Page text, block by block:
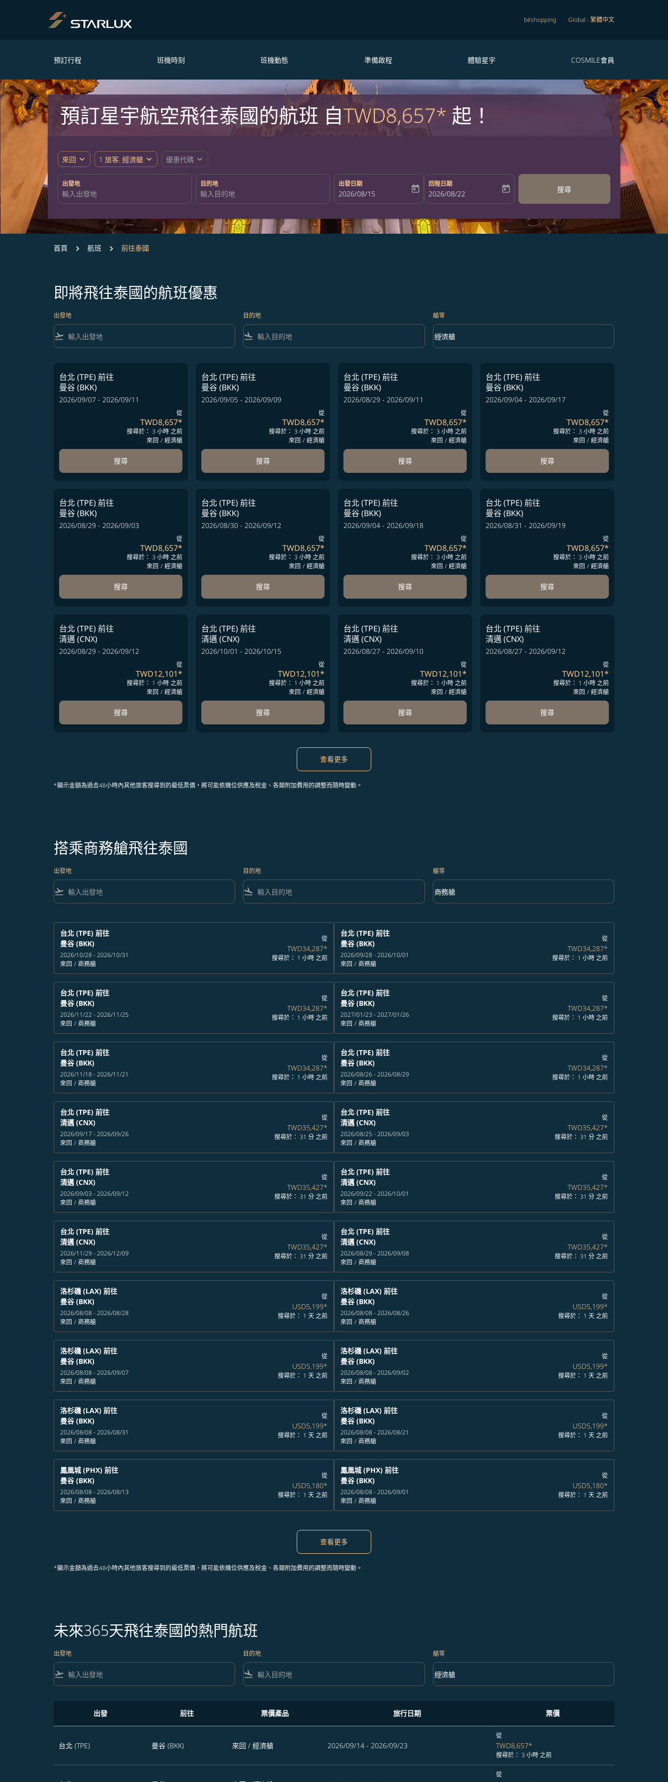
béshopping Global -繁體中文
預訂行程 班機時刻 班機動態 準備啟程 體驗星宇 COSMILE會員
預訂星宇航空飛往泰國的航班 自TWD8,657* 起！
來回 expand_more 1 旅客, 經濟艙 expand_more 優惠代碼 expand_more
出發地 目的地 出發日期
fc-booking-departure-date-aria-label
2026/08/15 today
回程日期
fc-booking-return-date-aria-label
2026/08/22 today 搜尋
首頁 航班 前往泰國
即將飛往泰國的航班優惠
出發地
flight_takeoff
目的地
flight_land
艙等
艙等 option 經濟艙 Selected
經濟艙
keyboard_arrow_down
台北 (TPE)前往
曼谷 (BKK)
2026/09/07 - 2026/09/11
從
TWD8,657*
搜尋於： 3 小時 之前
來回 / 經濟艙
搜尋
台北 (TPE)前往
曼谷 (BKK)
2026/09/05 - 2026/09/09
從
TWD8,657*
搜尋於： 3 小時 之前
來回 / 經濟艙
搜尋
台北 (TPE)前往
曼谷 (BKK)
2026/08/29 - 2026/09/11
從
TWD8,657*
搜尋於： 3 小時 之前
來回 / 經濟艙
搜尋
台北 (TPE)前往
曼谷 (BKK)
2026/09/04 - 2026/09/17
從
TWD8,657*
搜尋於： 3 小時 之前
來回 / 經濟艙
搜尋
台北 (TPE)前往
曼谷 (BKK)
2026/08/29 - 2026/09/03
從
TWD8,657*
搜尋於： 3 小時 之前
來回 / 經濟艙
搜尋
台北 (TPE)前往
曼谷 (BKK)
2026/08/30 - 2026/09/12
從
TWD8,657*
搜尋於： 3 小時 之前
來回 / 經濟艙
搜尋
台北 (TPE)前往
曼谷 (BKK)
2026/09/04 - 2026/09/18
從
TWD8,657*
搜尋於： 3 小時 之前
來回 / 經濟艙
搜尋
台北 (TPE)前往
曼谷 (BKK)
2026/08/31 - 2026/09/19
從
TWD8,657*
搜尋於： 3 小時 之前
來回 / 經濟艙
搜尋
台北 (TPE)前往
清邁 (CNX)
2026/08/29 - 2026/09/12
從
TWD12,101*
搜尋於： 1 小時 之前
來回 / 經濟艙
搜尋
台北 (TPE)前往
清邁 (CNX)
2026/10/01 - 2026/10/15
從
TWD12,101*
搜尋於： 1 小時 之前
來回 / 經濟艙
搜尋
台北 (TPE)前往
清邁 (CNX)
2026/08/27 - 2026/09/10
從
TWD12,101*
搜尋於： 1 小時 之前
來回 / 經濟艙
搜尋
台北 (TPE)前往
清邁 (CNX)
2026/08/27 - 2026/09/12
從
TWD12,101*
搜尋於： 1 小時 之前
來回 / 經濟艙
搜尋
查看更多
*顯示金額為過去48小時內其他旅客搜尋到的最低票價，將可能依機位供應及稅金、各類附加費用的調整而隨時變動。
搭乘商務艙飛往泰國
出發地
flight_takeoff
目的地
flight_land
艙等
艙等 option 商務艙 Selected
商務艙
keyboard_arrow_down
台北 (TPE) 前往
曼谷 (BKK)
2026/10/28 - 2026/10/31
來回 / 商務艙
從
TWD34,287*
搜尋於： 1 小時 之前
台北 (TPE) 前往
曼谷 (BKK)
2026/09/28 - 2026/10/01
來回 / 商務艙
從
TWD34,287*
搜尋於： 1 小時 之前
台北 (TPE) 前往
曼谷 (BKK)
2026/11/22 - 2026/11/25
來回 / 商務艙
從
TWD34,287*
搜尋於： 1 小時 之前
台北 (TPE) 前往
曼谷 (BKK)
2027/01/23 - 2027/01/26
來回 / 商務艙
從
TWD34,287*
搜尋於： 1 小時 之前
台北 (TPE) 前往
曼谷 (BKK)
2026/11/18 - 2026/11/21
來回 / 商務艙
從
TWD34,287*
搜尋於： 1 小時 之前
台北 (TPE) 前往
曼谷 (BKK)
2026/08/26 - 2026/08/29
來回 / 商務艙
從
TWD34,287*
搜尋於： 1 小時 之前
台北 (TPE) 前往
清邁 (CNX)
2026/09/17 - 2026/09/26
來回 / 商務艙
從
TWD35,427*
搜尋於： 31 分 之前
台北 (TPE) 前往
清邁 (CNX)
2026/08/25 - 2026/09/03
來回 / 商務艙
從
TWD35,427*
搜尋於： 31 分 之前
台北 (TPE) 前往
清邁 (CNX)
2026/09/03 - 2026/09/12
來回 / 商務艙
從
TWD35,427*
搜尋於： 31 分 之前
台北 (TPE) 前往
清邁 (CNX)
2026/09/22 - 2026/10/01
來回 / 商務艙
從
TWD35,427*
搜尋於： 31 分 之前
台北 (TPE) 前往
清邁 (CNX)
2026/11/29 - 2026/12/09
來回 / 商務艙
從
TWD35,427*
搜尋於： 31 分 之前
台北 (TPE) 前往
清邁 (CNX)
2026/08/29 - 2026/09/08
來回 / 商務艙
從
TWD35,427*
搜尋於： 31 分 之前
洛杉磯 (LAX) 前往
曼谷 (BKK)
2026/08/08 - 2026/08/28
來回 / 商務艙
從
USD5,199*
搜尋於： 1 天 之前
洛杉磯 (LAX) 前往
曼谷 (BKK)
2026/08/08 - 2026/08/26
來回 / 商務艙
從
USD5,199*
搜尋於： 1 天 之前
洛杉磯 (LAX) 前往
曼谷 (BKK)
2026/08/08 - 2026/09/07
來回 / 商務艙
從
USD5,199*
搜尋於： 1 天 之前
洛杉磯 (LAX) 前往
曼谷 (BKK)
2026/08/08 - 2026/09/02
來回 / 商務艙
從
USD5,199*
搜尋於： 1 天 之前
洛杉磯 (LAX) 前往
曼谷 (BKK)
2026/08/08 - 2026/08/31
來回 / 商務艙
從
USD5,199*
搜尋於： 1 天 之前
洛杉磯 (LAX) 前往
曼谷 (BKK)
2026/08/08 - 2026/08/21
來回 / 商務艙
從
USD5,199*
搜尋於： 1 天 之前
鳳凰城 (PHX) 前往
曼谷 (BKK)
2026/08/08 - 2026/08/13
來回 / 商務艙
從
USD5,180*
搜尋於： 1 天 之前
鳳凰城 (PHX) 前往
曼谷 (BKK)
2026/08/08 - 2026/09/01
來回 / 商務艙
從
USD5,180*
搜尋於： 1 天 之前
查看更多
*顯示金額為過去48小時內其他旅客搜尋到的最低票價，將可能依機位供應及稅金、各類附加費用的調整而隨時變動。
未來365天飛往泰國的熱門航班
出發地
flight_takeoff
目的地
flight_land
艙等
艙等 option 經濟艙 Selected
經濟艙
keyboard_arrow_down
出發 前往 票價產品 旅行日期 票價
台北 (TPE) 曼谷 (BKK) 來回 / 經濟艙 2026/09/14 - 2026/09/23
從
TWD8,657*
搜尋於： 3 小時 之前
從